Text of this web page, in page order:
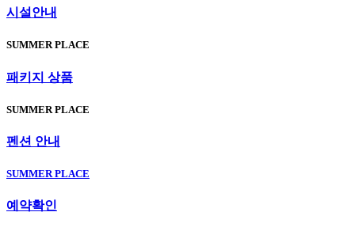
시설안내
SUMMER PLACE
패키지 상품
SUMMER PLACE
펜션 안내
SUMMER PLACE
예약확인